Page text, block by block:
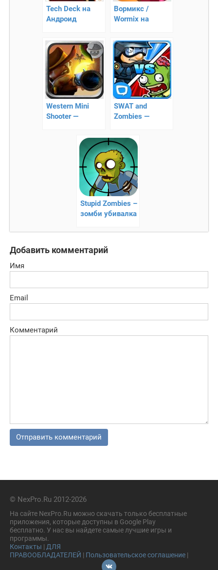
Tech Deck на
Андроид
Вормикс /
Wormix на
тактическая
стрелялка
Western Mini
Shooter —
SWAT and
Zombies —
зомби
Stupid Zombies –
зомби убивалка
Добавить комментарий
Имя
Email
Комментарий
© NexPro.Ru 2012-2026
На сайте NexPro.Ru можно скачать только бесплатные
приложения, которые доступны в Google Play
бесплатно. У нас вы найдете самые лучшие игры и
программы.
Контакты | ДЛЯ
ПРАВООБЛАДАТЕЛЕЙ | Пользовательское соглашение |